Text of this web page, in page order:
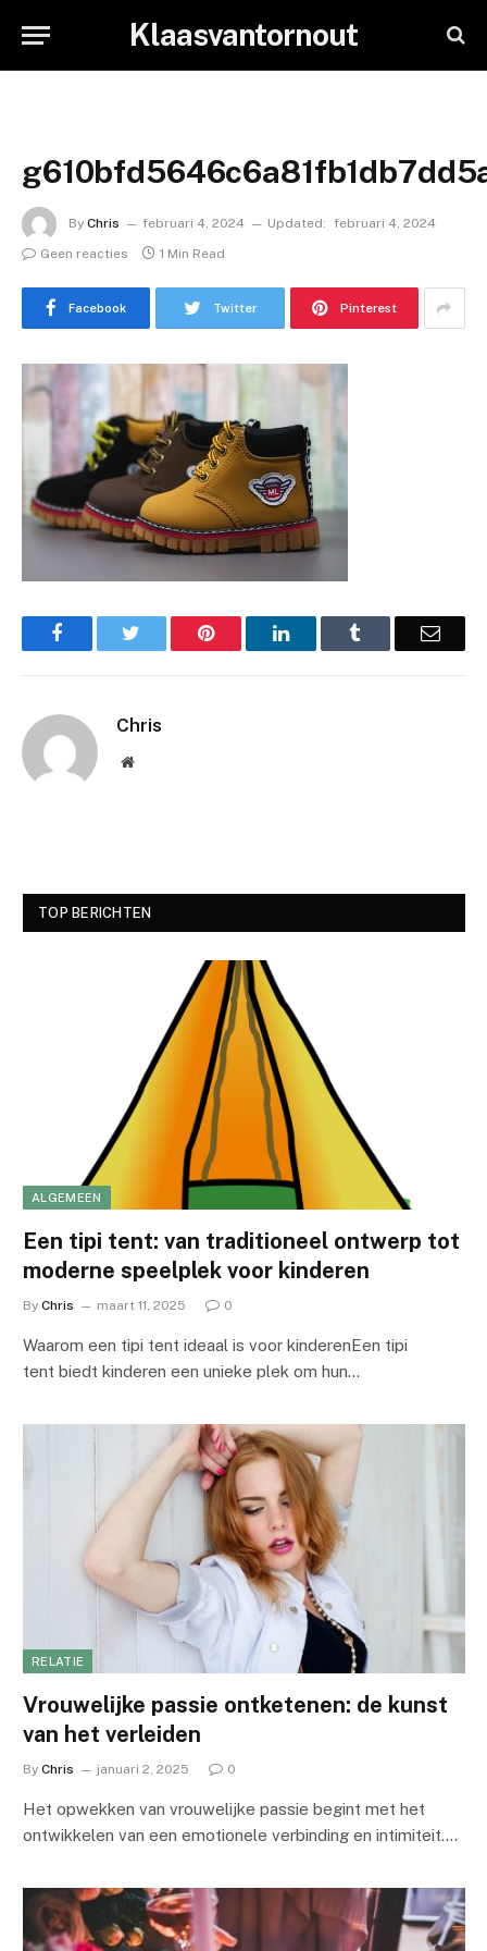
Klaasvantornout
By Chris februari 4, 2024 Updated: februari 4, 2024
Geen reacties
1 Min Read
Facebook Twitter Pinterest
Facebook Pinterest LinkedIn Email
Chris
Website
TOP BERICHTEN
ALGEMEEN
Een tipi tent: van traditioneel ontwerp tot
moderne speelplek voor kinderen
By Chris maart 11, 2025 0
Waarom een tipi tent ideaal is voor kinderenEen tipi
tent biedt kinderen een unieke plek om hun…
RELATIE
Vrouwelijke passie ontketenen: de kunst
van het verleiden
By Chris januari 2, 2025 0
Het opwekken van vrouwelijke passie begint met het
ontwikkelen van een emotionele verbinding en intimiteit.…